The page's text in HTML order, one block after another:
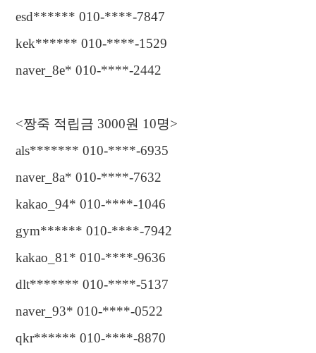
esd****** 010-****-7847
kek****** 010-****-1529
naver_8e* 010-****-2442
<짱죽 적립금 3000원 10명>
als******* 010-****-6935
naver_8a* 010-****-7632
kakao_94* 010-****-1046
gym****** 010-****-7942
kakao_81* 010-****-9636
dlt******* 010-****-5137
naver_93* 010-****-0522
qkr****** 010-****-8870